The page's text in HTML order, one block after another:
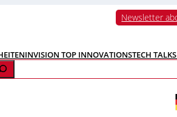
Newsletter
INVISION TOP INNOVATIONSTECH